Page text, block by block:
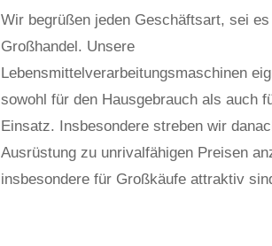
Wir begrüßen jeden Geschäftsart, sei
Großhandel. Unsere
Lebensmittelverarbeitungsmaschinen
sowohl für den Hausgebrauch als auch
Einsatz. Insbesondere streben wir
Ausrüstung zu unrivalfähigen Preisen
insbesondere für Großkäufe attraktiv